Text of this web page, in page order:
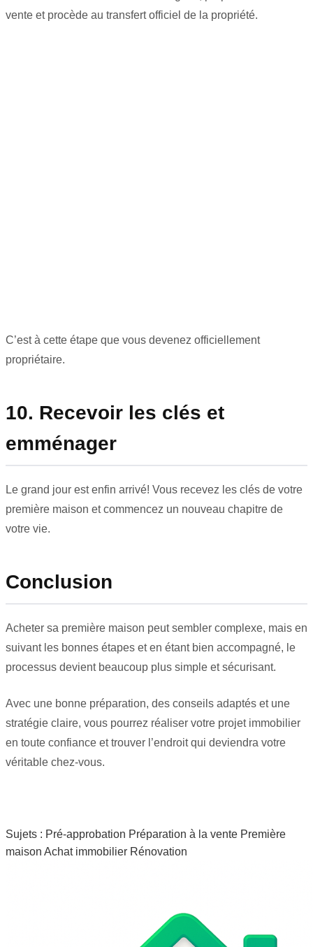
vente et procède au transfert officiel de la propriété.
C’est à cette étape que vous devenez officiellement
propriétaire.
10. Recevoir les clés et
emménager
Le grand jour est enfin arrivé! Vous recevez les clés de votre
première maison et commencez un nouveau chapitre de
votre vie.
Conclusion
Acheter sa première maison peut sembler complexe, mais en
suivant les bonnes étapes et en étant bien accompagné, le
processus devient beaucoup plus simple et sécurisant.
Avec une bonne préparation, des conseils adaptés et une
stratégie claire, vous pourrez réaliser votre projet immobilier
en toute confiance et trouver l’endroit qui deviendra votre
véritable chez-vous.
Sujets : Pré-approbation Préparation à la vente Première
maison Achat immobilier Rénovation